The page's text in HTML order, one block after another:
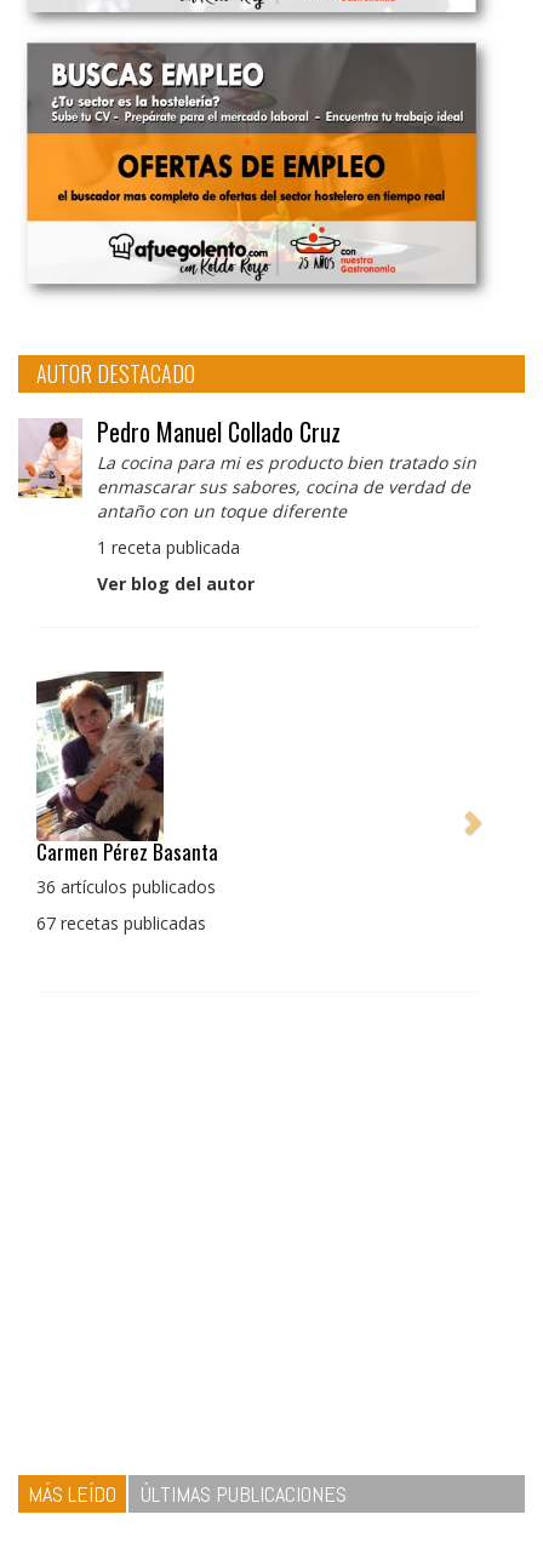
AUTOR DESTACADO
Pedro Manuel Collado Cruz
La cocina para mi es producto bien tratado sin
enmascarar sus sabores, cocina de verdad de
antaño con un toque diferente
1 receta publicada
Ver blog del autor
Pedro Manuel Collado Cruz
La cocina para mi es producto bien tratado sin
con un toque diferente